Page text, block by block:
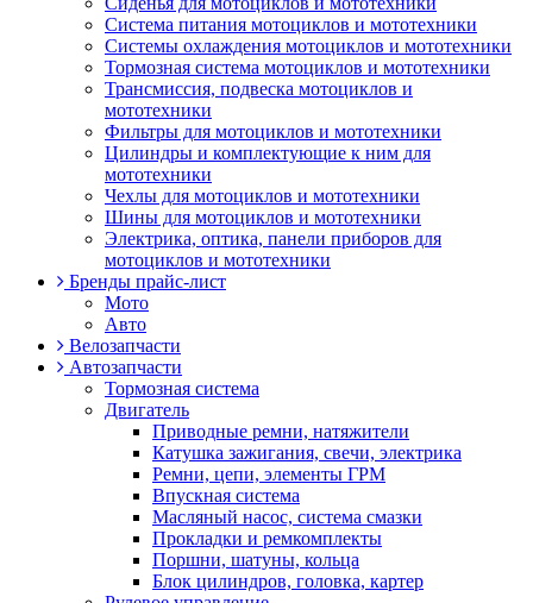
Система питания мотоциклов и мототехники
Системы охлаждения мотоциклов и мототехники
Тормозная система мотоциклов и мототехники
Трансмиссия, подвеска мотоциклов и
мототехники
Фильтры для мотоциклов и мототехники
Цилиндры и комплектующие к ним для
мототехники
Чехлы для мотоциклов и мототехники
Шины для мотоциклов и мототехники
Электрика, оптика, панели приборов для
мотоциклов и мототехники
Бренды прайс-лист
Мото
Авто
Велозапчасти
Автозапчасти
Тормозная система
Двигатель
Приводные ремни, натяжители
Катушка зажигания, свечи, электрика
Ремни, цепи, элементы ГРМ
Впускная система
Масляный насос, система смазки
Прокладки и ремкомплекты
Поршни, шатуны, кольца
Блок цилиндров, головка, картер